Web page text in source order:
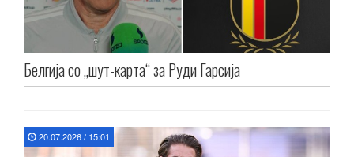
Белгија со „шут-карта“ за Руди Гарсија
20.07.2026 / 15:01